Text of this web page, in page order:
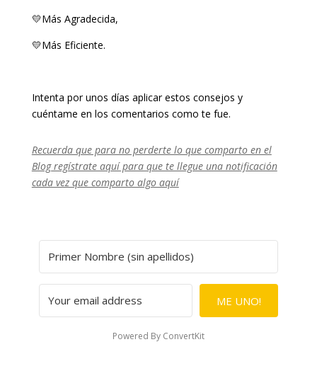
💛Más Agradecida,
💛Más Eficiente.
Intenta por unos días aplicar estos consejos y
cuéntame en los comentarios como te fue.
Recuerda que para no perderte lo que comparto en el
Blog regístrate aquí para que te llegue una notificación
cada vez que comparto algo aquí
ME UNO!
Powered By ConvertKit